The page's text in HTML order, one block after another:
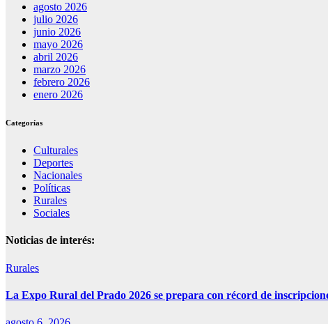
agosto 2026
julio 2026
junio 2026
mayo 2026
abril 2026
marzo 2026
febrero 2026
enero 2026
Categorías
Culturales
Deportes
Nacionales
Políticas
Rurales
Sociales
Noticias de interés:
Rurales
La Expo Rural del Prado 2026 se prepara con récord de